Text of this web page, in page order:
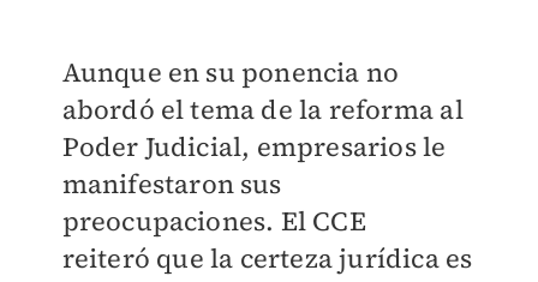
Aunque en su ponencia no
abordó el tema de la reforma al
Poder Judicial, empresarios le
manifestaron sus
preocupaciones. El CCE
reiteró que la certeza jurídica es